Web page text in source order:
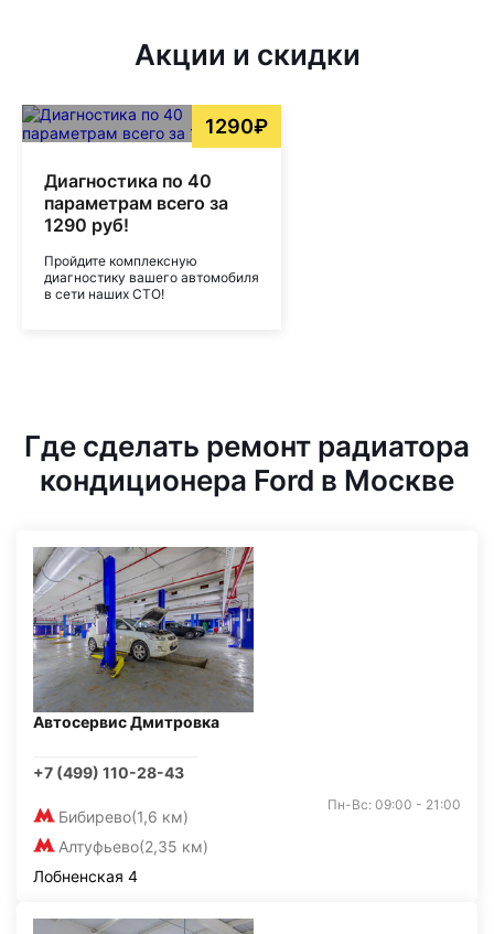
Акции и скидки
1290₽
Диагностика по 40
параметрам всего за
1290 руб!
Пройдите комплексную
диагностику вашего автомобиля
в сети наших СТО!
Где сделать ремонт радиатора
кондиционера Ford в Москве
Автосервис Дмитровка
+7 (499) 110-28-43
Бибирево(1,6 км)
Алтуфьево(2,35 км)
Пн-Вс: 09:00 - 21:00
Лобненская 4